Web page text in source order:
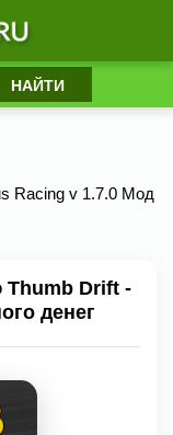
Racing v 1.7.0 Мод
Thumb Drift -
денег